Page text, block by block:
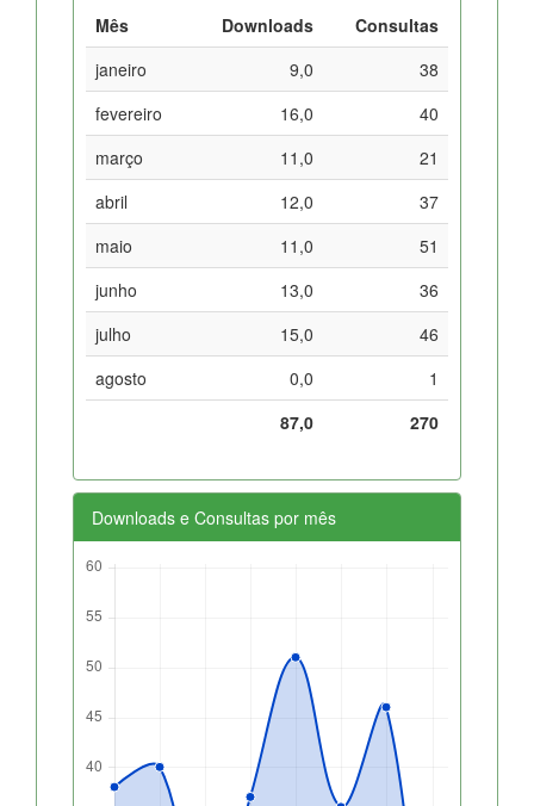
Mês Downloads
Consultas
janeiro
9,0
38
fevereiro
16,0
40
março
11,0
21
abril
12,0
37
maio
11,0
51
junho
13,0
36
julho
15,0
46
agosto
0,0
1
87,0
270
Downloads e Consultas por mês